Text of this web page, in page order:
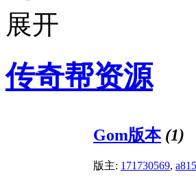
传奇帮资源
Gom版本(1)
版主: 171730569,